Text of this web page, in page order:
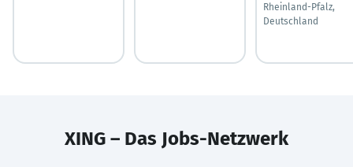
Rheinland-Pfalz,
Deutschland
XING – Das Jobs-Netzwerk